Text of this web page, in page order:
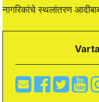
नागरिकांचे स्थलांतरण